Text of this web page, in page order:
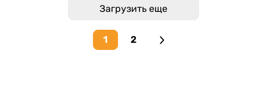
Загрузить еще
1 2
Next page